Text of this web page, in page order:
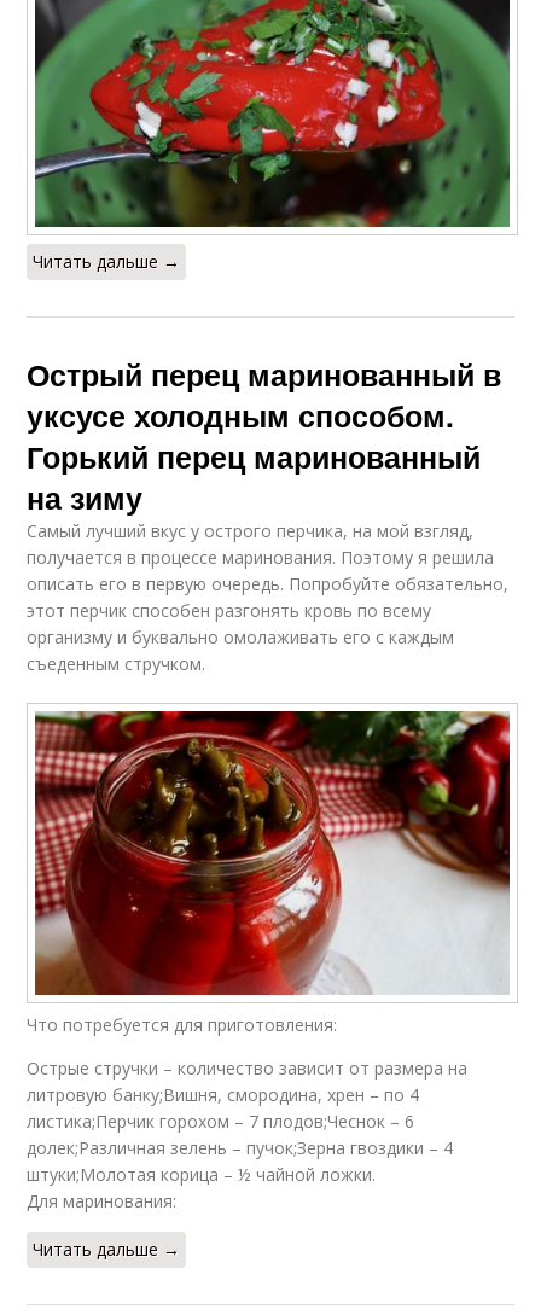
Читать дальше →
Острый перец маринованный в
уксусе холодным способом.
Горький перец маринованный
на зиму
Самый лучший вкус у острого перчика, на мой взгляд,
получается в процессе маринования. Поэтому я решила
описать его в первую очередь. Попробуйте обязательно,
этот перчик способен разгонять кровь по всему
организму и буквально омолаживать его с каждым
съеденным стручком.
Что потребуется для приготовления:
Острые стручки – количество зависит от размера на
литровую банку;Вишня, смородина, хрен – по 4
листика;Перчик горохом – 7 плодов;Чеснок – 6
долек;Различная зелень – пучок;Зерна гвоздики – 4
штуки;Молотая корица – ½ чайной ложки.
Для маринования:
Читать дальше →